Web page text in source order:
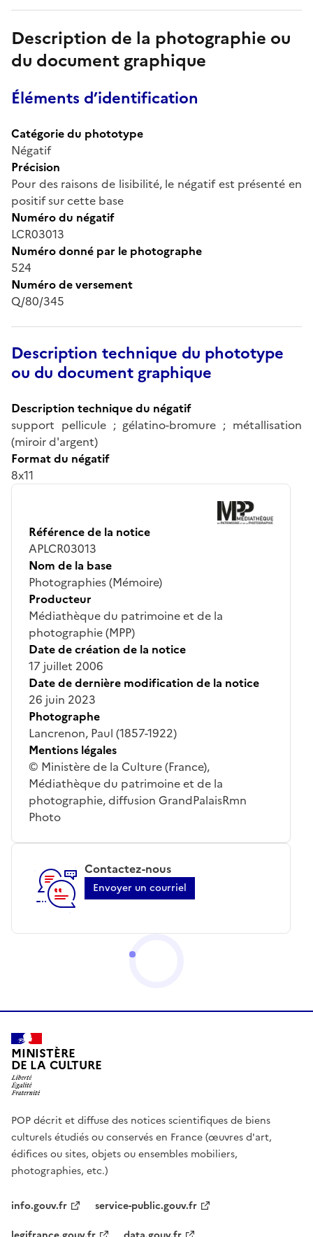
Description de la photographie ou
du document graphique
Éléments d’identification
Catégorie du phototype
Négatif
Précision
Pour des raisons de lisibilité, le négatif est présenté en
positif sur cette base
Numéro du négatif
LCR03013
Numéro donné par le photographe
524
Numéro de versement
Q/80/345
Description technique du phototype
ou du document graphique
Description technique du négatif
support pellicule ; gélatino-bromure ; métallisation
(miroir d'argent)
Format du négatif
8x11
Référence de la notice
APLCR03013
Nom de la base
Photographies (Mémoire)
Producteur
Médiathèque du patrimoine et de la
photographie (MPP)
Date de création de la notice
17 juillet 2006
Date de dernière modification de la notice
26 juin 2023
Photographe
Lancrenon, Paul (1857-1922)
Mentions légales
© Ministère de la Culture (France),
Médiathèque du patrimoine et de la
photographie, diffusion GrandPalaisRmn
Photo
Contactez-nous
Envoyer un courriel
MINISTÈRE
DE LA CULTURE
POP décrit et diffuse des notices scientifiques de biens
culturels étudiés ou conservés en France (œuvres d'art,
édifices ou sites, objets ou ensembles mobiliers,
photographies, etc.)
info.gouv.fr
service-public.gouv.fr